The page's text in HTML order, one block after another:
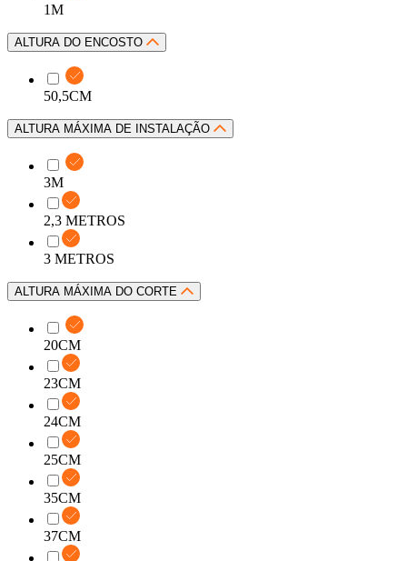
1M
ALTURA DO ENCOSTO
50,5CM
ALTURA MÁXIMA DE INSTALAÇÃO
3M
2,3 METROS
3 METROS
ALTURA MÁXIMA DO CORTE
20CM
23CM
24CM
25CM
35CM
37CM